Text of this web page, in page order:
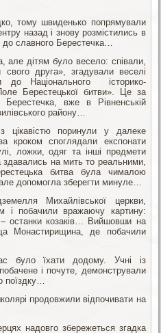
тому швиденько попрямували
назад і знову розмістились в
славного Берестечка…
але дітям було весело: співали,
друга», згадували веселі
до Національного історико-
Берестецької битви». Це за
Берестечка, вже в Рівненській
району…
цікавістю поринули у далеке
кроком споглядали експонати
ложки, одяг та інші предмети
здавались на мить то реальними,
битва була чималою
допомогла зберегти минуле…
Михайлівської церкви,
і побачили вражаючу картину:
– останки козаків… Вийшовши на
Монастирищина, де побачили
було їхати додому. Учні із
і почуте, демонстрували
поїздку…
продовжили відпочивати на
надовго збережеться згадка